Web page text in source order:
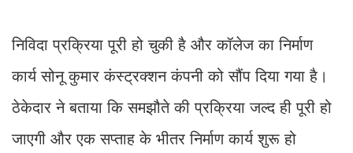
निविदा प्रक्रिया पूरी हो चुकी है और कॉलेज का निर्माण
कार्य सोनू कुमार कंस्ट्रक्शन कंपनी को सौंप दिया गया है।
ठेकेदार ने बताया कि समझौते की प्रक्रिया जल्द ही पूरी हो
जाएगी और एक सप्ताह के भीतर निर्माण कार्य शुरू हो